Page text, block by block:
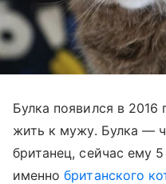
Булка появился в 2016
жить к мужу. Булка —
британец, сейчас ему
именнобританского